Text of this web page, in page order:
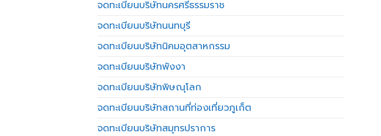
จดทะเบียนบริษัทนครศรีธรรมราช
จดทะเบียนบริษัทนนทบุรี
จดทะเบียนบริษัทนิคมอุตสาหกรรม
จดทะเบียนบริษัทพังงา
จดทะเบียนบริษัทพิษณุโลก
จดทะเบียนบริษัทสถานที่ท่องเที่ยวภูเก็ต
จดทะเบียนบริษัทสมุทรปราการ